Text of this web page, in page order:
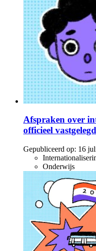
Afspraken over
officieel vastgelegd
Gepubliceerd op: 16
Onderwijs